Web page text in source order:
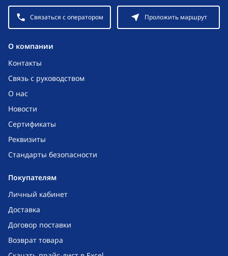
O компании
Контакты
Связь с руководством
О нас
Новости
Сертификаты
Реквизиты
Стандарты безопасности
Покупателям
Личный кабинет
Доставка
Договор поставки
Возврат товара
Связаться с оператором Проложить маршрут